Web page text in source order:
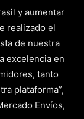
y aumentar
realizado el
de nuestra
excelencia en
tanto
plataforma”,
Envíos,